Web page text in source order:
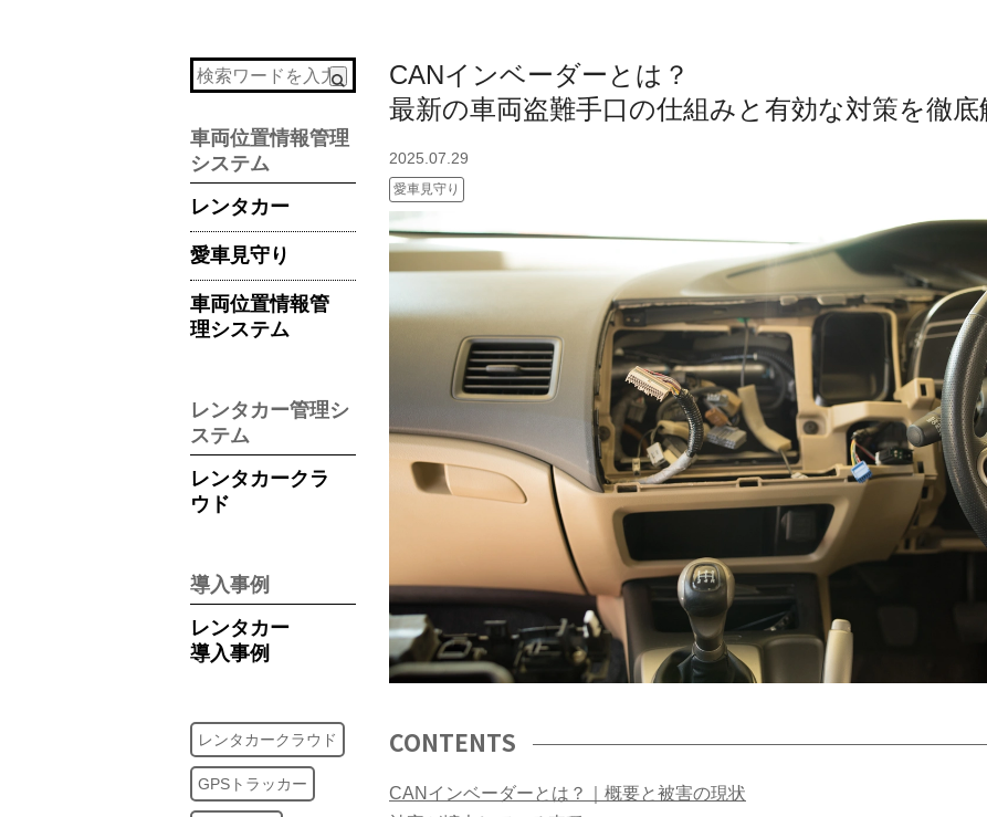
車両位置情報管理
システム
レンタカー
愛車見守り
車両位置情報管
理システム
レンタカー管理シ
ステム
レンタカークラ
ウド
導入事例
レンタカー
導入事例
レンタカークラウド
GPSトラッカー
CANインベーダーとは？
最新の車両盗難手口の仕組みと有効な対策を徹底
2025.07.29
愛車見守り
CONTENTS
CANインベーダーとは？｜概要と被害の現状